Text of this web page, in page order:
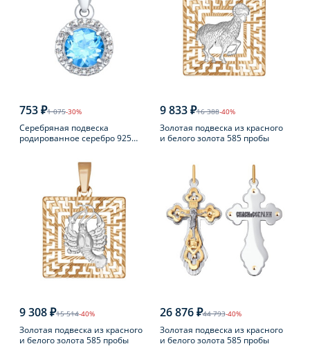
753 ₽1 075-30%
Серебряная подвеска
родированное серебро 925
9 833 ₽16 388-40%
Золотая подвеска из красного
и белого золота 585 пробы
9 308 ₽15 514-40%
Золотая подвеска из красного
и белого золота 585 пробы
26 876 ₽44 793-40%
Золотая подвеска из красного
и белого золота 585 пробы